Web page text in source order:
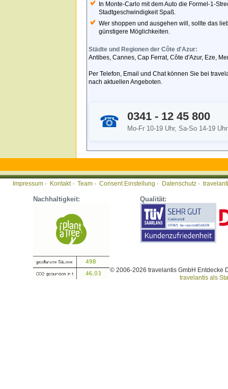
In Monte-Carlo mit dem Auto die Formel-1-
Stadtgeschwindigkeit Spaß.
Wer shoppen und ausgehen will, sollte das
günstigere Möglichkeiten.
Städte und Regionen der Côte d'Azur:
Antibes, Cannes, Cap Ferrat, Côte d'Azur, Eze,
Per Telefon, Email und Chat können Sie bei
nach aktuellen Angeboten.
☎ 0341 - 12 45 800
Mo-Fr 10-19 Uhr, Sa-So 14-19 Uhr
Impressum · Kontakt· Team · Consent Einstellung · Datenschutz ·
Nachhaltigkeit: Qualität:
© 2006-2026 travelantis GmbH Entdecke
travelantis als